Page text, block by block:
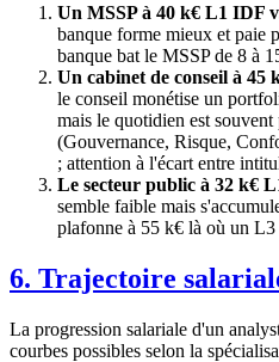
Un MSSP à 40 k€ L1 IDF
banque forme mieux et paie
banque bat le MSSP de 8 à
Un cabinet de conseil à 45
le conseil monétise un
mais le quotidien est
(Gouvernance, Risque,
; attention à l'écart entre
Le secteur public à 32 k€
semble faible mais
plafonne à 55 k€ là où un
6. Trajectoire
La progression salariale d'un
courbes possibles selon la